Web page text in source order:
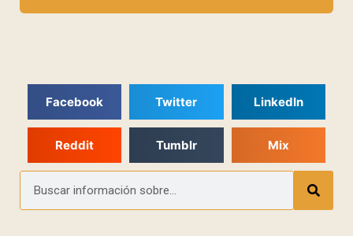
Facebook Twitter LinkedIn
Reddit Tumblr Mix